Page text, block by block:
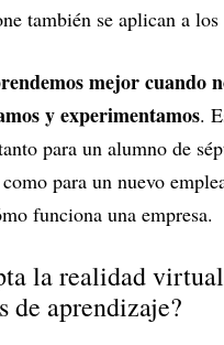
también se aplican a los
mejor cuando
y experimentamos.
para un alumno de
para un nuevo
funciona una empresa.
la realidad
de aprendizaje?